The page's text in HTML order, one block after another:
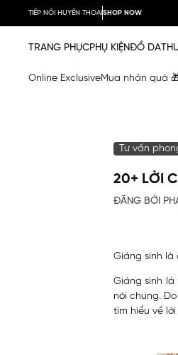
TIẾP NỐI HUYỀN THOẠISHOP NOW
TRANG PHỤCPHỤ KIỆNĐỒ DA
Online ExclusiveMua nhận quà
Tư vấn
20+ LỜI
ĐĂNG BỞI
Giáng sinh là
Giáng sinh
nói chung.
tìm hiểu về